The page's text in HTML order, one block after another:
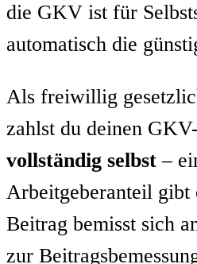
die GKV ist für
automatisch die
Als freiwillig
zahlst du deinen
vollständig selbst –
Arbeitgeberanteil gibt
Beitrag bemisst sich
zur